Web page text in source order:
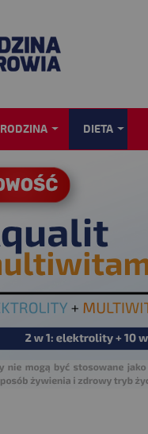
RODZINA DIETA